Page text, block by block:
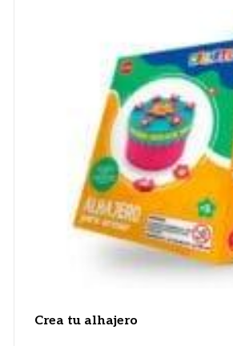
Crea tu alhajero